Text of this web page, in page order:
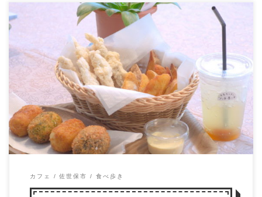
半島キッチン「ツッテホッテ」 俵ヶ浦半島の活性化
を目的に、「チーム俵」が手掛ける軽飲食店「半島キ
ッチ […]
カフェ 佐世保市 食べ歩き